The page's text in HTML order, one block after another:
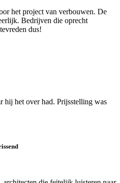
het project van verbouwen. De
Bedrijven die oprecht
dus!
hij het over had. Prijsstelling was